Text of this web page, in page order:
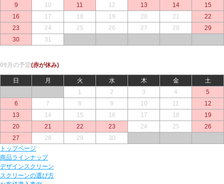
9
10 11 12 13 14
15
16
17 18 19 20 21
22
23
24 25 26 27 28
29
30
31
09月の予定(赤が休み)
日 月 火 水 木 金
土
1 2 3 4
5
6
7 8 9 10 11
12
13
14 15 16 17 18
19
20
21 22 23 24 25
26
27
28 29 30
トップページ
商品ラインナップ
デザインスクリーン
スクリーンの選び方